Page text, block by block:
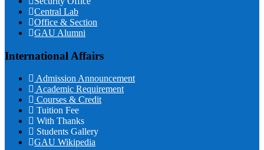
Central Lab
Office & Section
GAU Alumni
International Affairs
Admission Announcement
Academic Requirement
Courses & Credit
Tuition Fee
With Thanks
Students Gallery
GAU Wikipedia